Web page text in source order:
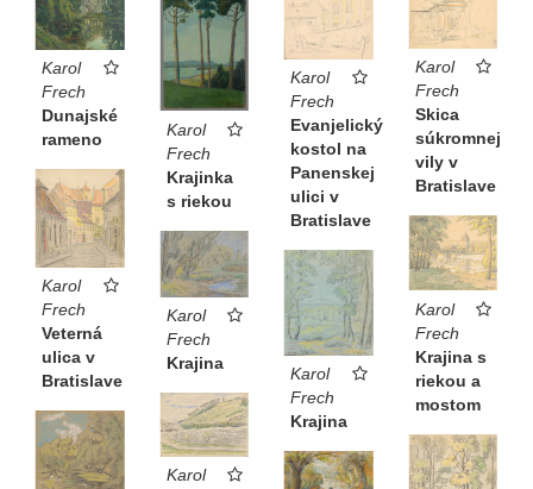
Karol
Frech
Dunajské
rameno
Karol
Frech
Krajinka
s riekou
Karol
Frech
Evanjelický
kostol na
Panenskej
ulici v
Bratislave
Karol
Frech
Skica
súkromnej
vily v
Bratislave
Karol
Frech
Veterná
ulica v
Bratislave
Karol
Frech
Krajina s
riekou a
mostom
Karol
Frech
Krajina
Karol
Frech
Krajina
Karol